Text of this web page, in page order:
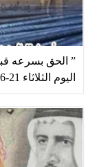
” الحق بسرعه
اليوم الثلاثاء 21-6 بهذه المصانع بدون مشال